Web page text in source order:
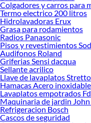
acero o aluminio con
intemperie y durar muchas
tratada o fibras sintéticas
opción si buscas un look natural
techos suelen ser de poliéster
garantiza mayor durabilidad
Además del diseño, uno de los
es su comodidad. Muchos
reposapiés o techos ajustables
momento del día. Algunos
de suspensión por resortes o
Colgadores y carros para
Termo electrico 200 litros
Hidrolavadoras Erux
Grasa para rodamientos
Radios Panasonic
Pisos y revestimientos
Audifonos Roland
Griferias Sensi dacqua
Sellante acrilico
Llave de lavaplatos Stretto
Hamacas Acero inoxidable
Lavaplatos empotrados
Maquinaria de jardin
Refrigeracion Bosch
Cascos de seguridad